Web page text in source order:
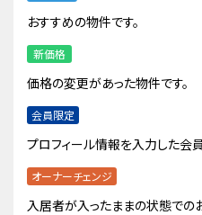
おすすめの物件です。
新価格
価格の変更があった物件です。
会員限定
プロフィール情報を入力した会
オーナーチェンジ
入居者が入ったままの状態での